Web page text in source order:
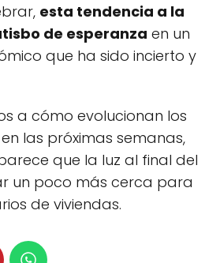
esta tendencia a la
de esperanza en un
que ha sido incierto y
a cómo evolucionan los
las próximas semanas,
que la luz al final del
un poco más cerca para
de viviendas.